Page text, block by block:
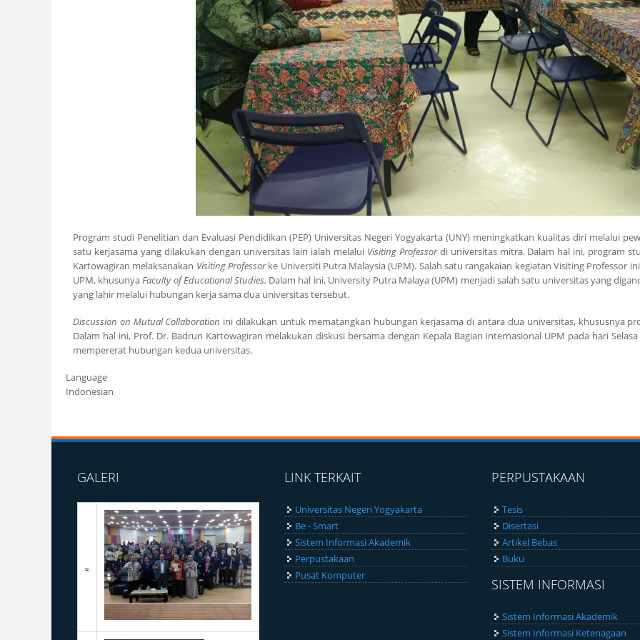
Program studi Penelitian dan Evaluasi Pendidikan (PEP) Universitas Negeri Yogyakarta (UNY) meningkatkan kualitas diri melalui
satu kerjasama yang dilakukan dengan universitas lain ialah melalui Visiting Professordi universitas mitra. Dalam hal ini, program
Kartowagiran melaksanakan Visiting Professorke Universiti Putra Malaysia (UPM). Salah satu rangakaian kegiatan Visiting Professor
UPM, khusunyaFaculty of Educational Studies. Dalam hal ini, University Putra Malaya (UPM) menjadi salah satu universitas yang
yang lahir melalui hubungan kerja sama dua universitas tersebut.
Discussion on Mutual Collaboration ini dilakukan untuk mematangkan hubungan kerjasama di antara dua universitas, khususnya
Dalam hal ini, Prof. Dr. Badrun Kartowagiran melakukan diskusi bersama dengan Kepala Bagian Internasional UPM pada hari
mempererat hubungan kedua universitas.
Language
Indonesian
GALERI LINK TERKAIT
Universitas Negeri Yogyakarta
Be - Smart
Sistem Informasi Akademik
Perpustakaan
Pusat Komputer
PERPUSTAKAAN
Tesis
Disertasi
Artikel Bebas
Buku
SISTEM INFORMASI
Sistem Informasi Akademik
Sistem Informasi Ketenagaan